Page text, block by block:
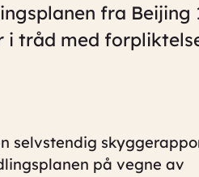
fra
i tråd med
selvstendig
på vegne av